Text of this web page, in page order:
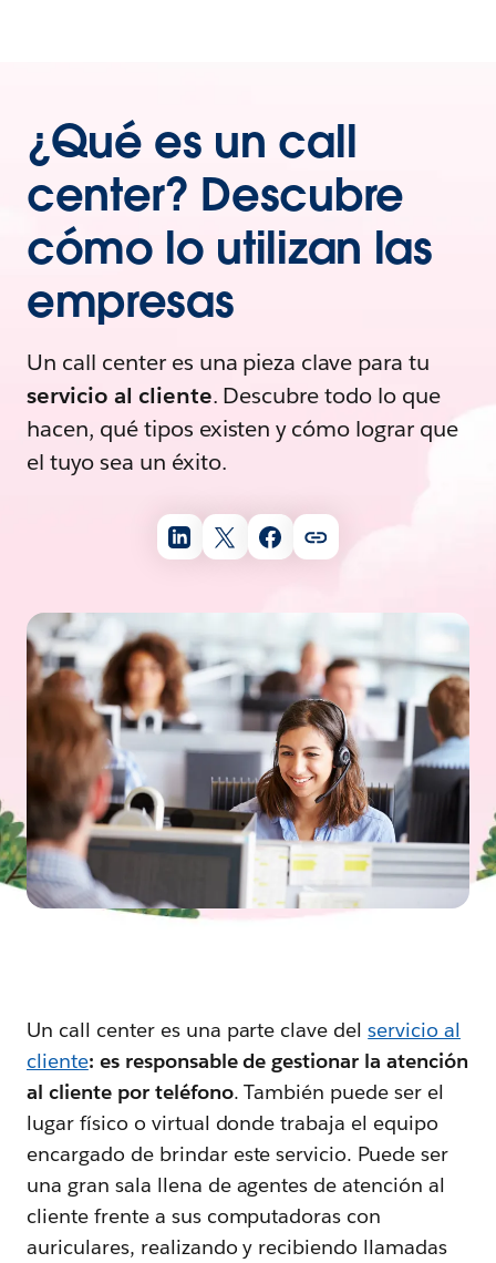
¿Qué es un call
center? Descubre
cómo lo utilizan las
empresas
Un call center es una pieza clave para tu
servicio al cliente. Descubre todo lo que
hacen, qué tipos existen y cómo lograr que
el tuyo sea un éxito.
Un call center es una parte clave delservicio al
cliente: es responsable de gestionar la atención
al cliente por teléfono. También puede ser el
lugar físico o virtual donde trabaja el equipo
encargado de brindar este servicio. Puede ser
una gran sala llena de agentes de atención al
cliente frente a sus computadoras con
auriculares, realizando y recibiendo llamadas